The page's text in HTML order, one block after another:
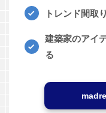
トレンド間取
建築家のアイ
る